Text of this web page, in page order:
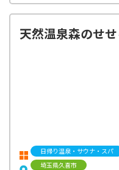
天然温泉森のせ
日帰り温泉・サウナ・スパ
埼玉県久喜市